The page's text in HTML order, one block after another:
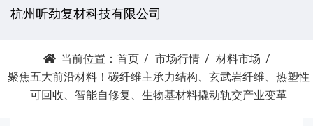
薪沄亿（常州）机械科技有限公司
当前位置： 首页 市场行情
材料市场
聚焦五大前沿材料！碳纤维主承力结构、玄武岩纤维、热塑性
可回收、智能自修复、生物基材料撬动轨交产业变革